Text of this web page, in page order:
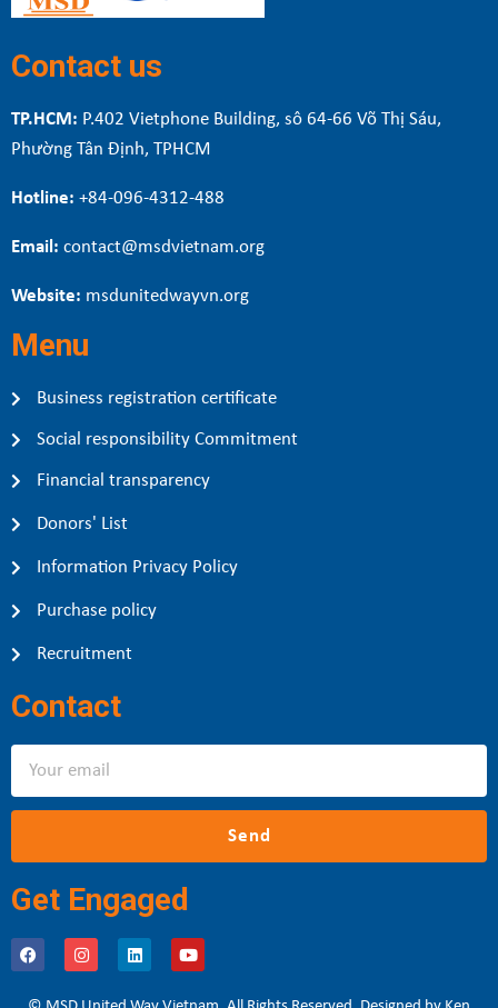
Contact us
TP.HCM: P.402 Vietphone Building, sô 64-66 Võ Thị Sáu,
Phường Tân Định, TPHCM
Hotline: +84-096-4312-488
Email: contact@msdvietnam.org
Website: msdunitedwayvn.org
Menu
Business registration certificate
Social responsibility Commitment
Financial transparency
Donors' List
Information Privacy Policy
Purchase policy
Recruitment
Contact
Send
Get Engaged